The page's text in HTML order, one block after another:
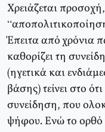
Χρειάζεται
Έπειτα από χρόνια
καθορίζει τη
(ηγετικά και
βάσης) τείνει στο
συνείδηση, που
ψήφου. Ενώ το ορθό